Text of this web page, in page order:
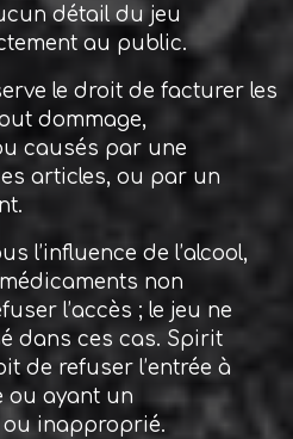
détail du jeu
au public.
le droit de facturer les
dommage,
causés par une
articles, ou par un
l’influence de l’alcool,
non
l’accès ; le jeu ne
dans ces cas. Spirit
de refuser l’entrée à
ou ayant un
inapproprié.